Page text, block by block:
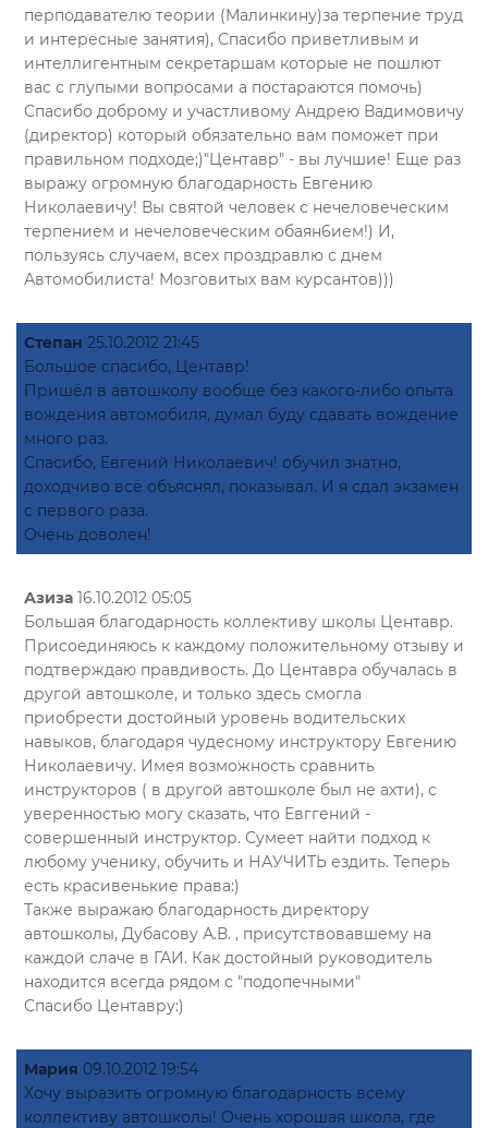
перподавателю теории (Малинкину)за терпение труд
и интересные занятия), Спасибо приветливым и
интеллигентным секретаршам которые не пошлют
вас с глупыми вопросами а постараются помочь)
Спасибо доброму и участливому Андрею Вадимовичу
(директор) который обязательно вам поможет при
правильном подходе;)"Центавр" - вы лучшие! Еще раз
выражу огромную благодарность Евгению
Николаевичу! Вы святой человек с нечеловеческим
терпением и нечеловеческим обаян6ием!) И,
пользуясь случаем, всех проздравлю с днем
Автомобилиста! Мозговитых вам курсантов)))
Степан 25.10.2012 21:45
Большое спасибо, Центавр!
Пришёл в автошколу вообще без какого-либо опыта
вождения автомобиля, думал буду сдавать вождение
много раз.
Спасибо, Евгений Николаевич! обучил знатно,
доходчиво всё объяснял, показывал. И я сдал экзамен
с первого раза.
Очень доволен!
Азиза 16.10.2012 05:05
Большая благодарность коллективу школы Центавр.
Присоединяюсь к каждому положительному отзыву и
подтверждаю правдивость. До Центавра обучалась в
другой автошколе, и только здесь смогла
приобрести достойный уровень водительских
навыков, благодаря чудесному инструктору Евгению
Николаевичу. Имея возможность сравнить
инструкторов ( в другой автошколе был не ахти), с
уверенностью могу сказать, что Евггений -
совершенный инструктор. Сумеет найти подход к
любому ученику, обучить и НАУЧИТЬ ездить. Теперь
есть красивенькие права:)
Также выражаю благодарность директору
автошколы, Дубасову А.В. , присутствовавшему на
каждой слаче в ГАИ. Как достойный руководитель
находится всегда рядом с "подопечными"
Спасибо Центавру:)
Мария 09.10.2012 19:54
Хочу выразить огромную благодарность всему
коллективу автошколы! Очень хорошая школа, где